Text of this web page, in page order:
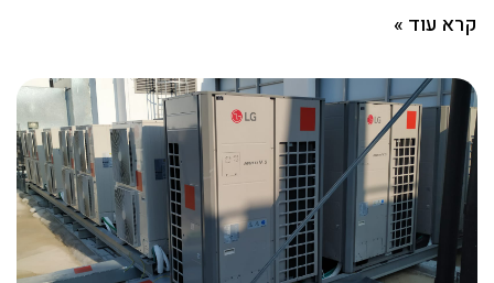
קרא עוד »